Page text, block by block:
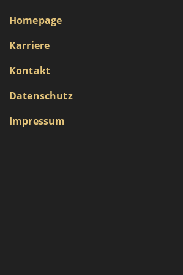
Homepage
Karriere
Kontakt
Datenschutz
Impressum